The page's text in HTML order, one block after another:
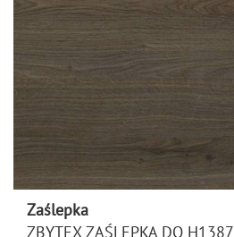
Zaślepka
ZBYTEX ZAŚLEPKA DO H1387